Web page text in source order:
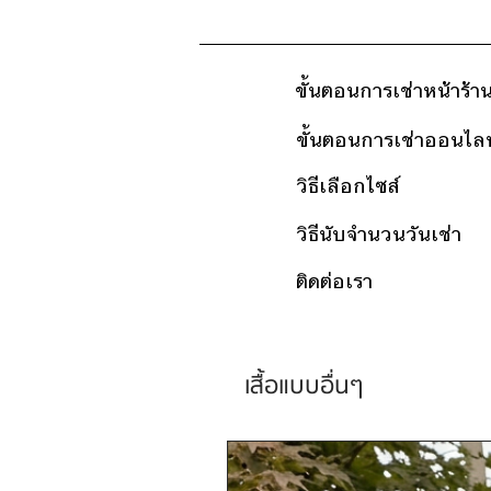
ขั้นตอนการเช่าหน้าร้า
ขั้นตอนการเช่าออนไ
วิธีเลือกไซส์
วิธีนับจำนวนวันเช่า
ติดต่อเรา
เสื้อแบบอื่นๆ